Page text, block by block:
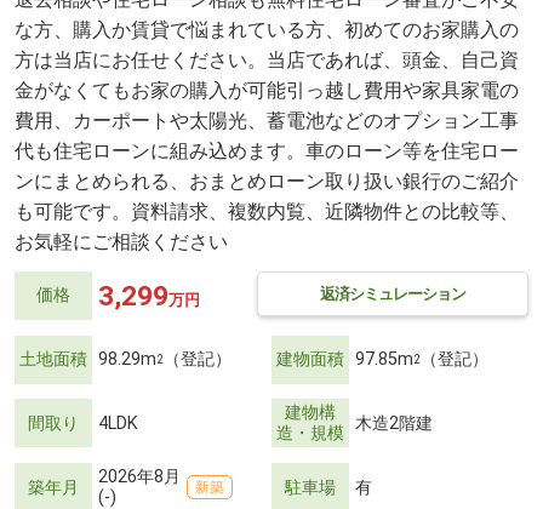
な方、購入か賃貸で悩まれている方、初めてのお家購入の
方は当店にお任せください。当店であれば、頭金、自己資
金がなくてもお家の購入が可能引っ越し費用や家具家電の
費用、カーポートや太陽光、蓄電池などのオプション工事
代も住宅ローンに組み込めます。車のローン等を住宅ロー
ンにまとめられる、おまとめローン取り扱い銀行のご紹介
も可能です。資料請求、複数内覧、近隣物件との比較等、
お気軽にご相談ください
価格 返済シミュレーション
3,299万円
土地面積 98.29m2 （登記） 建物面積 97.85m2 （登記）
間取り 4LDK
建物構
造・規模 木造2階建
築年月
2026年8月
(-)
新築 駐車場 有